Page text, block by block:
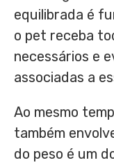
equilibrada é
o pet receba
necessários e
associadas a
Ao mesmo
também
do peso é um